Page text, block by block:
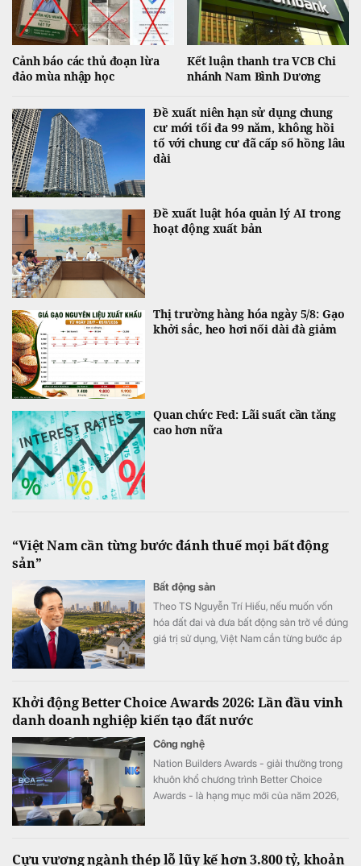
Cảnh báo các thủ đoạn lừa
đảo mùa nhập học
Kết luận thanh tra VCB Chi
nhánh Nam Bình Dương
Đề xuất niên hạn sử dụng chung
cư mới tối đa 99 năm, không hồi
tố với chung cư đã cấp sổ hồng lâu
dài
Đề xuất luật hóa quản lý AI trong
hoạt động xuất bản
Thị trường hàng hóa ngày 5/8: Gạo
khởi sắc, heo hơi nối dài đà giảm
Quan chức Fed: Lãi suất cần tăng
cao hơn nữa
“Việt Nam cần từng bước đánh thuế mọi bất động
sản”
Bất động sản
Theo TS Nguyễn Trí Hiếu, nếu muốn vốn
hóa đất đai và đưa bất động sản trở về đúng
giá trị sử dụng, Việt Nam cần từng bước áp
Khởi động Better Choice Awards 2026: Lần đầu vinh
danh doanh nghiệp kiến tạo đất nước
Công nghệ
Nation Builders Awards - giải thưởng trong
khuôn khổ chương trình Better Choice
Awards - là hạng mục mới của năm 2026,
Cựu vương ngành thép lỗ lũy kế hơn 3.800 tỷ, khoản